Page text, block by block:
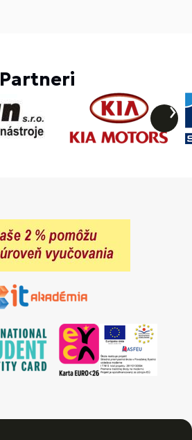
Partneri